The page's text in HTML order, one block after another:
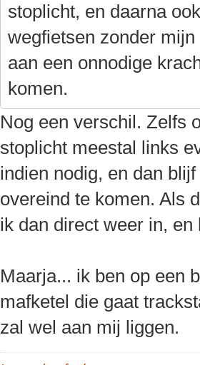
stoplicht, en daarna
wegfietsen zonder
aan een onnodige
komen.
Nog een verschil. Zelfs
stoplicht meestal links
indien nodig, en dan
overeind te komen. Als
ik dan direct weer in,
Maarja... ik ben op een
mafketel die gaat
zal wel aan mij liggen.